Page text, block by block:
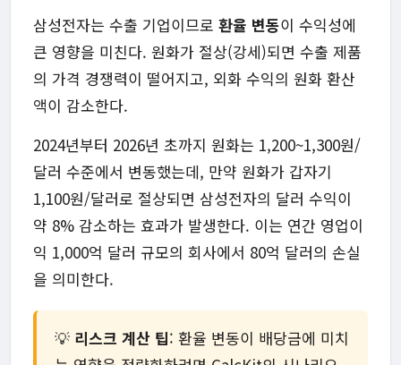
삼성전자는 수출 기업이므로 환율 변동이 수익성에
큰 영향을 미친다. 원화가 절상(강세)되면 수출 제품
의 가격 경쟁력이 떨어지고, 외화 수익의 원화 환산
액이 감소한다.
2024년부터 2026년 초까지 원화는 1,200~1,300원/
달러 수준에서 변동했는데, 만약 원화가 갑자기
1,100원/달러로 절상되면 삼성전자의 달러 수익이
약 8% 감소하는 효과가 발생한다. 이는 연간 영업이
익 1,000억 달러 규모의 회사에서 80억 달러의 손실
을 의미한다.
💡 리스크 계산 팁: 환율 변동이 배당금에 미치